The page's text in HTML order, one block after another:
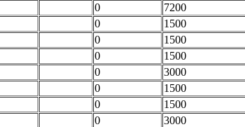
0 7200
0 1500
0 1500
0 1500
0 3000
0 1500
0 1500
0 3000